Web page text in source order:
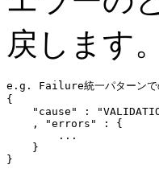
戻します。
e.g. Failure統一パターンでの
{
"cause"
:
    ,
"errors"
: {
...
    }